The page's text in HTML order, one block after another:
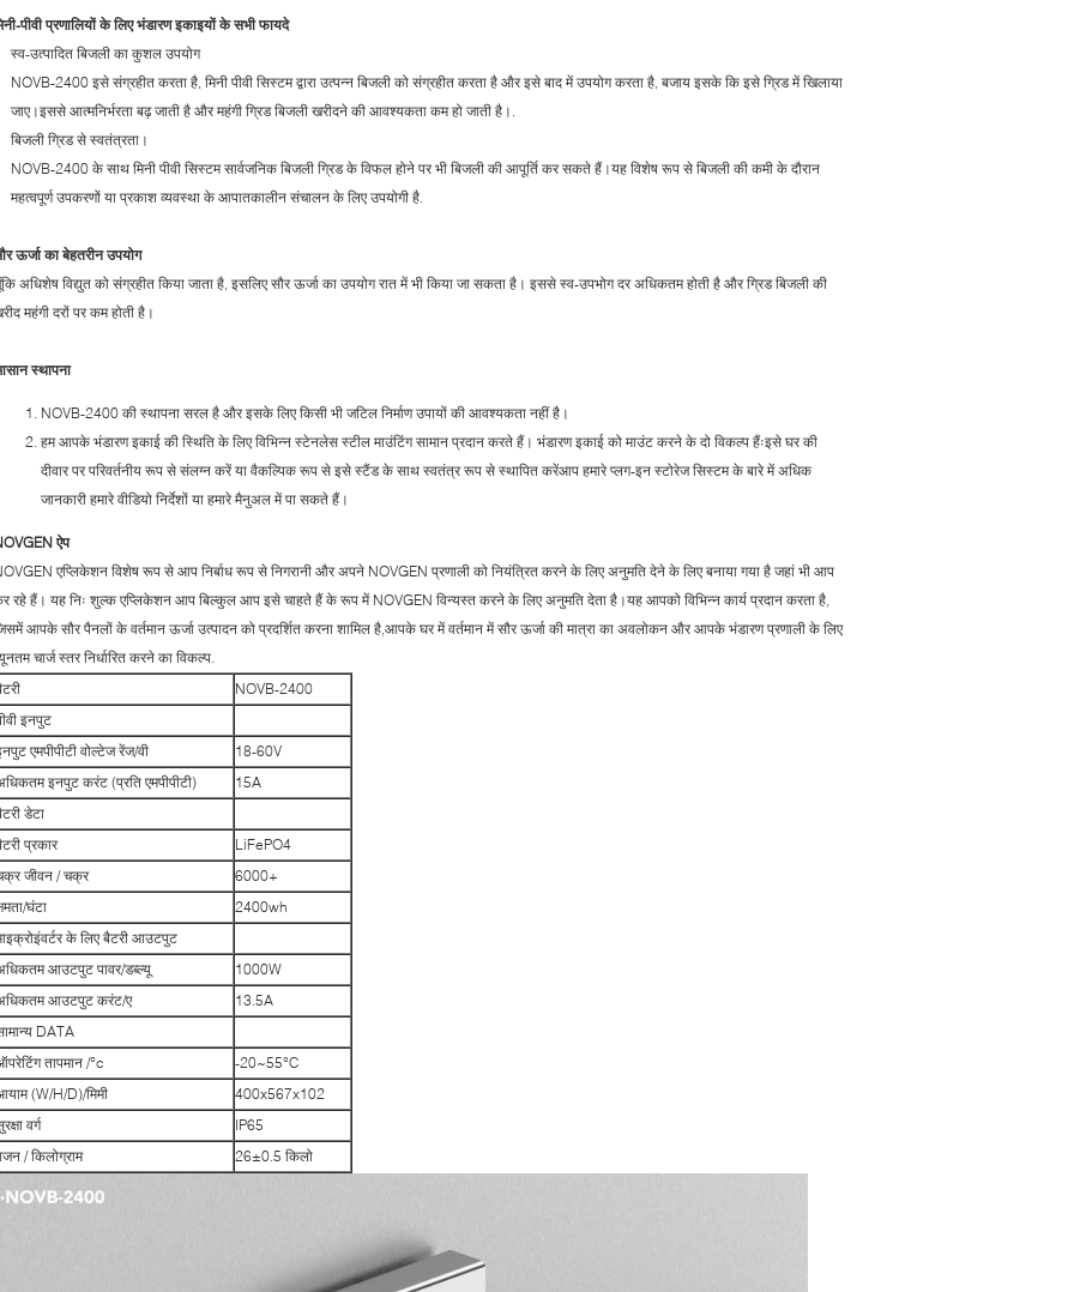
पीवी प्रणालियों के लिए भंडारण इकाइयों के सभी फायदे
स्व-उत्पादित बिजली का कुशल उपयोग
NOVB-2400 इसे संग्रहीत करता है, मिनी पीवी सिस्टम द्वारा उत्पन्न बिजली को संग्रहीत करता है और इसे बाद में उपयोग करता है, बजाय इसके कि इसे ग्रिड में खिलाया
जाए।इससे आत्मनिर्भरता बढ़ जाती है और महंगी ग्रिड बिजली खरीदने की आवश्यकता कम हो जाती है।.
बिजली ग्रिड से स्वतंत्रता।
NOVB-2400 के साथ मिनी पीवी सिस्टम सार्वजनिक बिजली ग्रिड के विफल होने पर भी बिजली की आपूर्ति कर सकते हैं।यह विशेष रूप से बिजली की कमी के दौरान
महत्वपूर्ण उपकरणों या प्रकाश व्यवस्था के आपातकालीन संचालन के लिए उपयोगी है.
ऊर्जा का बेहतरीन उपयोग
अधिशेष विद्युत को संग्रहीत किया जाता है, इसलिए सौर ऊर्जा का उपयोग रात में भी किया जा सकता है। इससे स्व-उपभोग दर अधिकतम होती है और ग्रिड बिजली की
महंगी दरों पर कम होती है।
स्थापना
NOVB-2400 की स्थापना सरल है और इसके लिए किसी भी जटिल निर्माण उपायों की आवश्यकता नहीं है।
हम आपके भंडारण इकाई की स्थिति के लिए विभिन्न स्टेनलेस स्टील माउंटिंग सामान प्रदान करते हैं। भंडारण इकाई को माउंट करने के दो विकल्प हैंःइसे घर की
दीवार पर परिवर्तनीय रूप से संलग्न करें या वैकल्पिक रूप से इसे स्टैंड के साथ स्वतंत्र रूप से स्थापित करेंआप हमारे प्लग-इन स्टोरेज सिस्टम के बारे में अधिक
जानकारी हमारे वीडियो निर्देशों या हमारे मैनुअल में पा सकते हैं।
ऐप
एप्लिकेशन विशेष रूप से आप निर्बाध रूप से निगरानी और अपने NOVGEN प्रणाली को नियंत्रित करने के लिए अनुमति देने के लिए बनाया गया है जहां भी आप
रहे हैं। यह निः शुल्क एप्लिकेशन आप बिल्कुल आप इसे चाहते हैं के रूप में NOVGEN विन्यस्त करने के लिए अनुमति देता है।यह आपको विभिन्न कार्य प्रदान करता है,
आपके सौर पैनलों के वर्तमान ऊर्जा उत्पादन को प्रदर्शित करना शामिल है,आपके घर में वर्तमान में सौर ऊर्जा की मात्रा का अवलोकन और आपके भंडारण प्रणाली के लिए
चार्ज स्तर निर्धारित करने का विकल्प.
NOVB-2400
इनपुट
एमपीपीटी वोल्टेज रेंज/वी
18-60V
इनपुट करंट (प्रति एमपीपीटी)
15A
डेटा
प्रकार
LiFePO4
जीवन / चक्र
6000+
घंटा
2400wh
के लिए बैटरी आउटपुट
आउटपुट पावर/डब्ल्यू
1000W
आउटपुट करंट/ए
13.5A
DATA
तापमान /°c
-20~55°C
(W/H/D)/मिमी
400x567x102
वर्ग
IP65
/ किलोग्राम
26±0.5 किलो